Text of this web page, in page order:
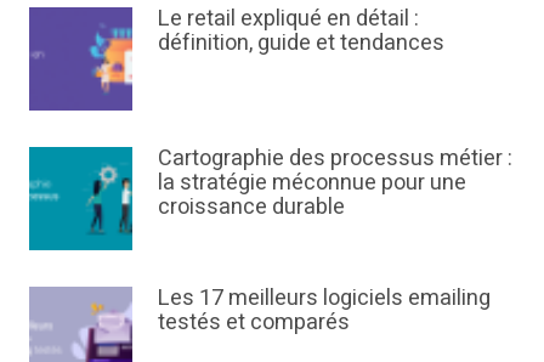
Le retail expliqué en détail :
définition, guide et tendances
Cartographie des processus métier :
la stratégie méconnue pour une
croissance durable
Les 17 meilleurs logiciels emailing
testés et comparés